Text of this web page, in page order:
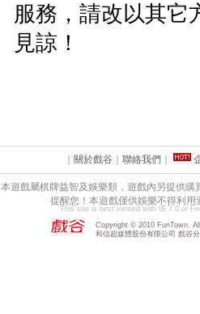
服務，請改以其它
見諒！
關於戲谷 聯絡我們
本遊戲屬棋牌益智及娛樂類，遊戲內另提供
提醒您！本遊戲僅供娛樂不得利
This site is best viewed with IE 7.0 or
Copyright © 2010 FunTown.
和信超媒體股份有限公司 戲谷